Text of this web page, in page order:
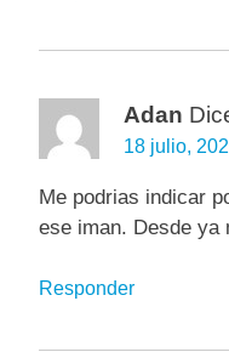
Adan
18 julio,
Me podrias indicar
ese iman. Desde ya
Responder